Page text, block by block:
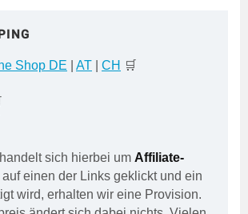
Shop DE AT CH 🛒
sich hierbei um Affiliate-
auf einen der Links geklickt und ein
wird, erhalten wir eine Provision.